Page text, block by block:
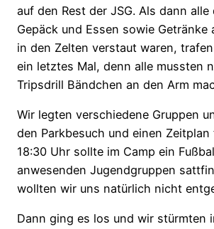
auf den Rest der JSG. Als dann alle
Gepäck und Essen sowie Getränke
in den Zelten verstaut waren,
ein letztes Mal, denn alle mussten
Tripsdrill Bändchen an den Arm
Wir legten verschiedene Gruppen
den Parkbesuch und einen
18:30 Uhr sollte im Camp ein
anwesenden Jugendgruppen
wollten wir uns natürlich nicht
Dann ging es los und wir stürmten